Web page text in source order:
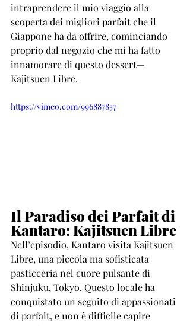
intraprendere il mio viaggio alla
scoperta dei migliori parfait che il
Giappone ha da offrire, cominciando
proprio dal negozio che mi ha fatto
innamorare di questo dessert—
Kajitsuen Libre.
https://vimeo.com/996887857
Il Paradiso dei Parfait di
Kantaro: Kajitsuen Libre
Nell’episodio, Kantaro visita Kajitsuen
Libre, una piccola ma sofisticata
pasticceria nel cuore pulsante di
Shinjuku, Tokyo. Questo locale ha
conquistato un seguito di appassionati
di parfait, e non è difficile capire